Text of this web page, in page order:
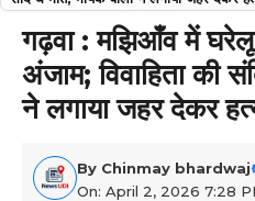
गढ़वा : मझिआँव में
अंजाम; विवाहिता की
ने लगाया जहर देकर
By Chinmay bhardwaj
On: April 2, 2026 7:28